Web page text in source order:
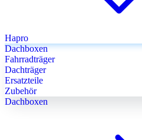
Hapro
Dachboxen
Fahrradträger
Dachträger
Ersatzteile
Zubehör
Dachboxen